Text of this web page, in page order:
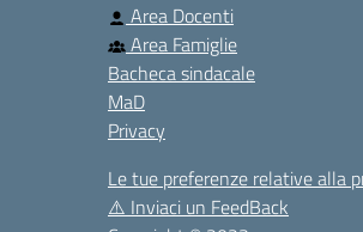
Area Docenti
Area Famiglie
Bacheca sindacale
MaD
Privacy
Le tue preferenze relative alla
⚠️ Inviaci un FeedBack